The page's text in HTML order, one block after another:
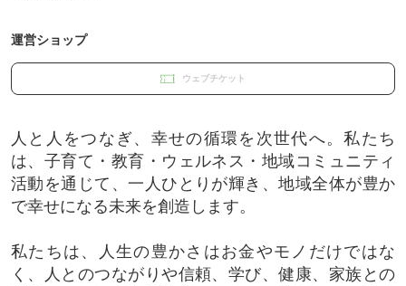
運営ショップ
ウェブチケット
人と人をつなぎ、幸せの循環を次世代へ。私たち
は、子育て・教育・ウェルネス・地域コミュニティ
活動を通じて、一人ひとりが輝き、地域全体が豊か
で幸せになる未来を創造します。
私たちは、人生の豊かさはお金やモノだけではな
く、人とのつながりや信頼、学び、健康、家族との